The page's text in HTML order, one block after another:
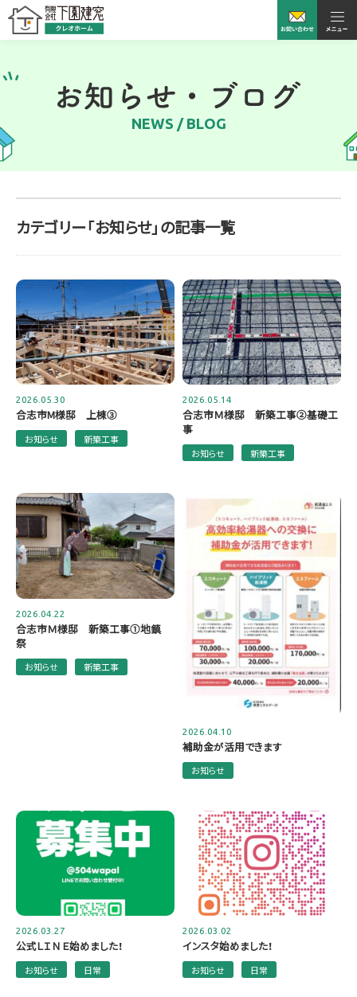
NEWS / BLOG
カテゴリー「お知らせ」の記事一覧
2026.05.30
合志市M様邸 上棟③
お知らせ 新築工事
2026.05.14
合志市Ｍ様邸 新築工事②基礎工
事
お知らせ 新築工事
2026.04.22
合志市Ｍ様邸 新築工事①地鎮
祭
お知らせ 新築工事
2026.04.10
補助金が活用できます
お知らせ
2026.03.27
公式ＬＩＮＥ始めました！
お知らせ 日常
2026.03.02
インスタ始めました！
お知らせ 日常